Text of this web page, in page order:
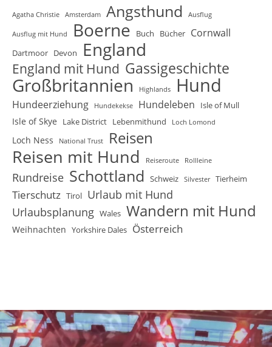
Agatha Christie Amsterdam Angsthund Ausflug
Ausflug mit Hund Boerne Buch Bücher Cornwall
Dartmoor Devon England
England mit Hund Gassigeschichte
Großbritannien Highlands Hund
Hundeerziehung Hundekekse Hundeleben Isle of Mull
Isle of Skye Lake District Lebenmithund Loch Lomond
Loch Ness National Trust Reisen
Reisen mit Hund Reiseroute Rollleine
Rundreise Schottland Schweiz Silvester Tierheim
Tierschutz Tirol Urlaub mit Hund
Urlaubsplanung Wales Wandern mit Hund
Weihnachten Yorkshire Dales Österreich